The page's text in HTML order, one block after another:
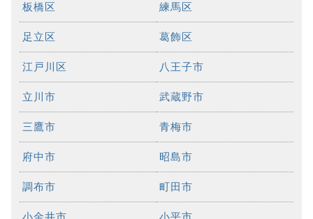
板橋区 練馬区
足立区 葛飾区
江戸川区 八王子市
立川市 武蔵野市
三鷹市 青梅市
府中市 昭島市
調布市 町田市